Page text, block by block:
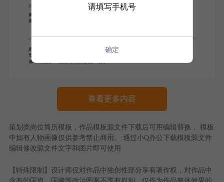
查看更多内容
策划类岗位简历模板 ，作品模板源文件下载后可用编辑替换， 模板
中如有人物画像仅供参考禁止商用。 通过小Q办公下载模板源文件
编辑修改源文件文字和图片即可使用
【特殊限制】设计师仅对作品中独创性部分享有著作权，对作品中
请填写手机号
确定